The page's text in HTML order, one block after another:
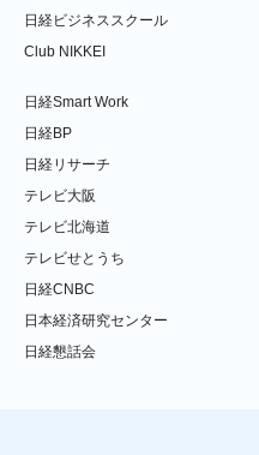
日経ビジネススクール
Club NIKKEI
日経Smart Work
日経BP
日経リサーチ
テレビ大阪
テレビ北海道
テレビせとうち
日経CNBC
日本経済研究センター
日経懇話会